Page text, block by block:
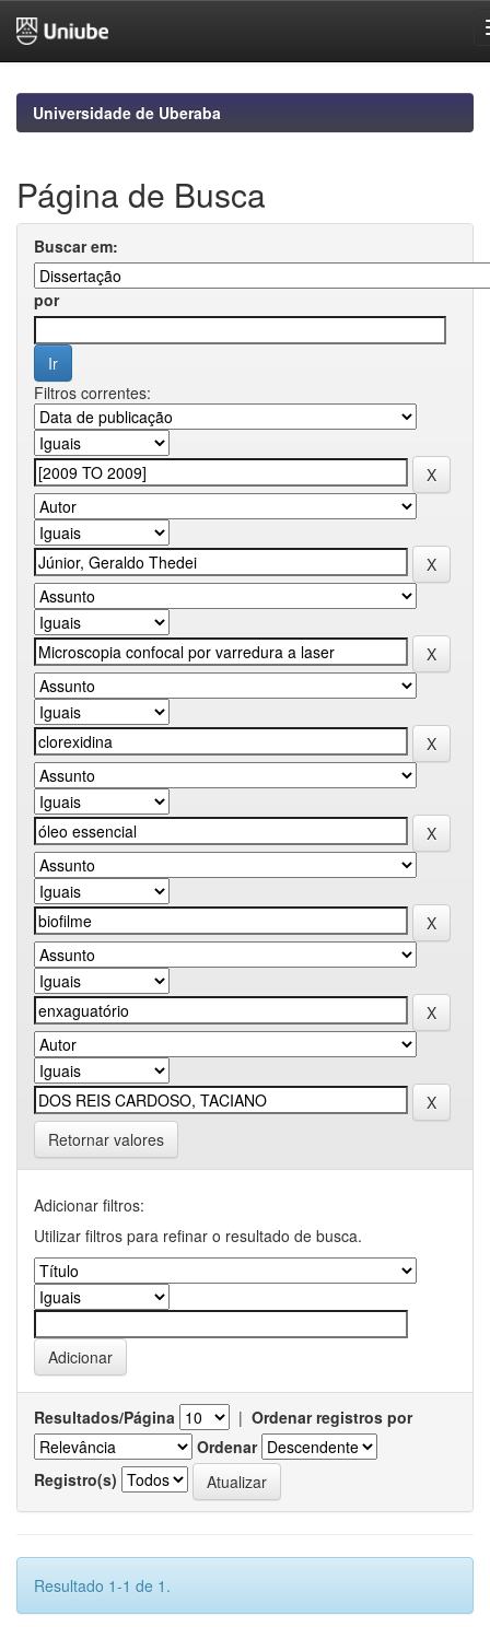
navigationUniversidade de Uberaba
Página de Busca
Buscar em:
por
Filtros correntes:
Retornar valores
Adicionar filtros:
Utilizar filtros para refinar o resultado de busca.
Resultados/Página | Ordenar registros por
Ordenar
Registro(s)
Resultado 1-1 de 1.